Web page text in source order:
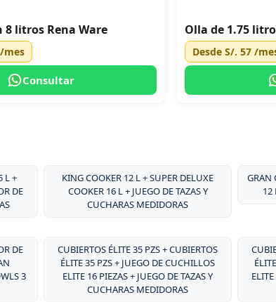
8 litros Rena Ware
Consultar
Olla de 1.75
DesdeS/. 57 /
L +
DE
KING COOKER 12 L + SUPER DELUXE
COOKER 16 L + JUEGO DE TAZAS Y
CUCHARAS MEDIDORAS
GRAN
12
DE
3
CUBIERTOS ÉLITE 35 PZS + CUBIERTOS
ÉLITE 35 PZS + JUEGO DE CUCHILLOS
ELITE 16 PIEZAS + JUEGO DE TAZAS Y
CUCHARAS MEDIDORAS